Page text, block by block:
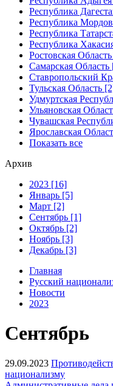
Республика
Республика
Республика
Республика
Ростовская
Самарская Область
Ставропольский
Тульская Область
Удмуртская
Ульяновская
Чувашская
Ярославская
Показать все
Архив
2023 [16]
Январь [5]
Март [2]
Сентябрь [1]
Октябрь [2]
Ноябрь [3]
Декабрь [3]
Главная
Русский
Новости
2023
Сентябрь
29.09.2023
национализму